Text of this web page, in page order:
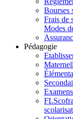
Bourses
Frais de
Modes
Pédagogie
FLSco